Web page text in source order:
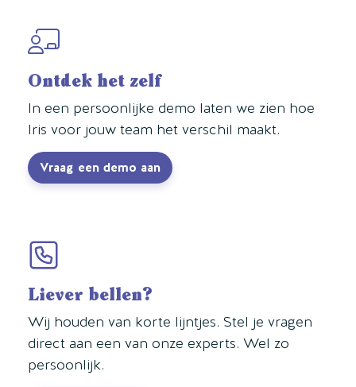
Ontdek het zelf
In een persoonlijke demo laten we zien hoe
Iris voor jouw team het verschil maakt.
Vraag een demo aan
Liever bellen?
Wij houden van korte lijntjes. Stel je vragen
direct aan een van onze experts. Wel zo
persoonlijk.